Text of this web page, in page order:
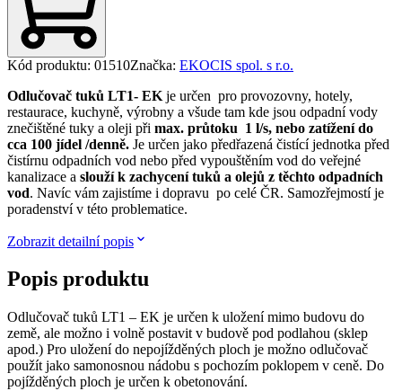
Kód produktu: 01510Značka: EKOCIS spol. s r.o.
Odlučovač tuků LT1- EK je určen pro provozovny, hotely,
restaurace, kuchyně, výrobny a všude tam kde jsou odpadní vody
znečištěné tuky a oleji při max. průtoku 1 l/s, nebo zatížení do
cca 100 jídel /denně. Je určen jako předřazená čistící jednotka před
čistírnu odpadních vod nebo před vypouštěním vod do veřejné
kanalizace a slouží k zachycení tuků a olejů z těchto odpadních
vod. Navíc vám zajistíme i dopravu po celé ČR. Samozřejmostí je
poradenství v této problematice.
Zobrazit detailní popis
Popis produktu
Odlučovač tuků LT1 – EK je určen k uložení mimo budovu do
země, ale možno i volně postavit v budově pod podlahou (sklep
apod.) Pro uložení do nepojížděných ploch je možno odlučovač
použít jako samonosnou nádobu s pochozím poklopem v ceně. Do
pojížděných ploch je určen k obetonování.